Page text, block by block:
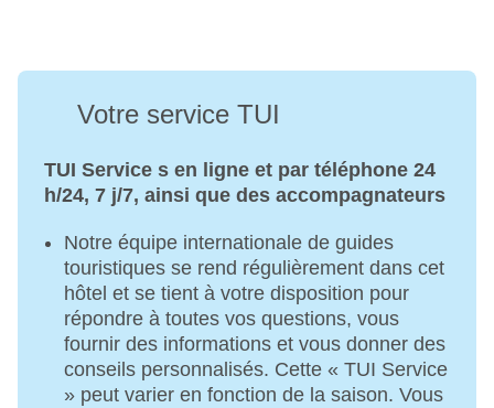
Votre service TUI
TUI Service s en ligne et par téléphone 24
h/24, 7 j/7, ainsi que des accompagnateurs
Notre équipe internationale de guides
touristiques se rend régulièrement dans cet
hôtel et se tient à votre disposition pour
répondre à toutes vos questions, vous
fournir des informations et vous donner des
conseils personnalisés. Cette « TUI Service
» peut varier en fonction de la saison. Vous